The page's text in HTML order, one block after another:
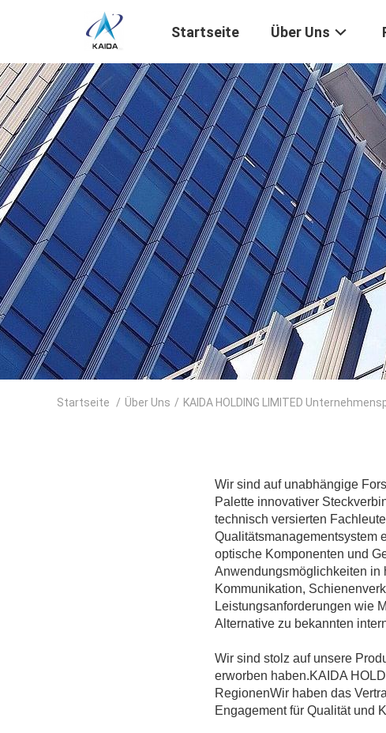
Startseite Über Uns
Startseite / Über Uns / KAIDA HOLDING LIMITED
Wir sind auf unabhängige
Palette innovativer
technisch versierten
Qualitätsmanagementsystem
optische Komponenten und
Anwendungsmöglichkeiten in
Kommunikation,
Leistungsanforderungen wie
Alternative zu bekannten
Wir sind stolz auf unsere
erworben haben.KAIDA
RegionenWir haben das
Engagement für Qualität und